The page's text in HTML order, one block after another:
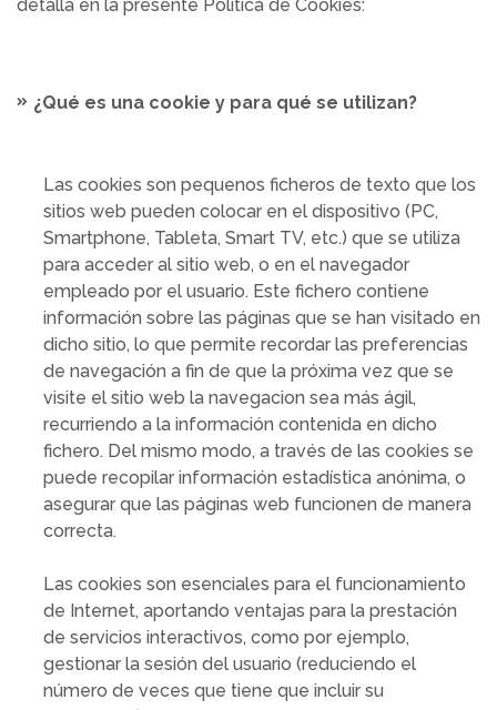
detalla en la presente Política de Cookies:
¿Qué es una cookie y para qué se utilizan?
Las cookies son pequenos ficheros de texto que los
sitios web pueden colocar en el dispositivo (PC,
Smartphone, Tableta, Smart TV, etc.) que se utiliza
para acceder al sitio web, o en el navegador
empleado por el usuario. Este fichero contiene
información sobre las páginas que se han visitado en
dicho sitio, lo que permite recordar las preferencias
de navegación a fin de que la próxima vez que se
visite el sitio web la navegacion sea más ágil,
recurriendo a la información contenida en dicho
fichero. Del mismo modo, a través de las cookies se
puede recopilar información estadística anónima, o
asegurar que las páginas web funcionen de manera
correcta.
Las cookies son esenciales para el funcionamiento
de Internet, aportando ventajas para la prestación
de servicios interactivos, como por ejemplo,
gestionar la sesión del usuario (reduciendo el
número de veces que tiene que incluir su